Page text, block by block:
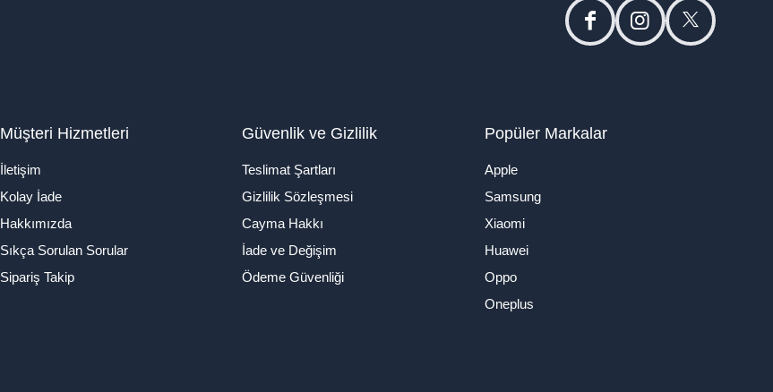
facebookinstagramtwitter
Müşteri Hizmetleri
İletişim
Kolay İade
Hakkımızda
Sıkça Sorulan Sorular
Sipariş Takip
Güvenlik ve Gizlilik
Teslimat Şartları
Gizlilik Sözleşmesi
Cayma Hakkı
İade ve Değişim
Ödeme Güvenliği
Popüler Markalar
Apple
Samsung
Xiaomi
Huawei
Oppo
Oneplus